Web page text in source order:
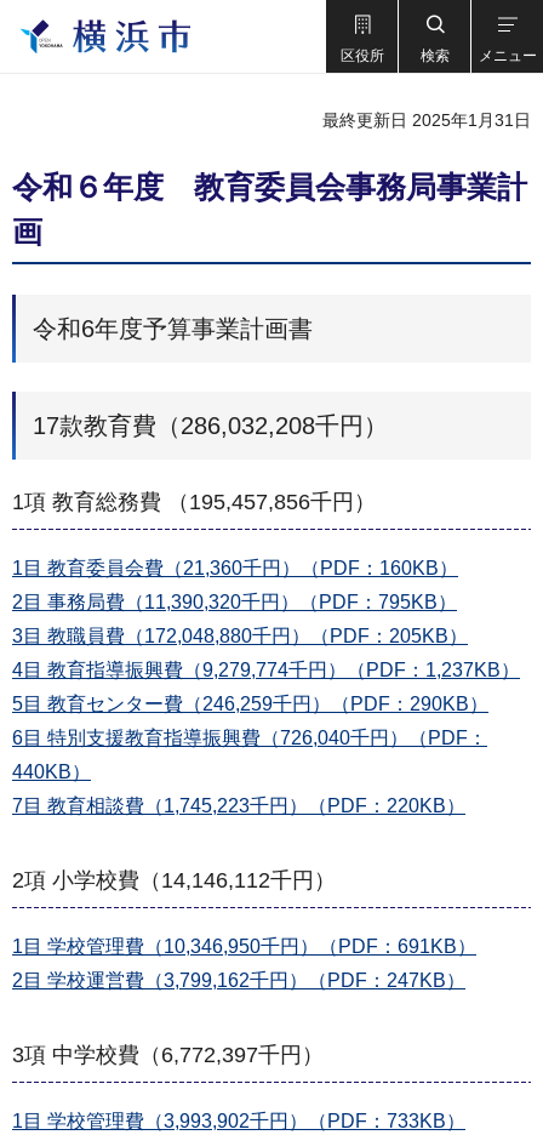
区役所 検索 メニュー
最終更新日 2025年1月31日
令和６年度 教育委員会事務局事業計
画
令和6年度予算事業計画書
17款教育費（286,032,208千円）
1項 教育総務費 （195,457,856千円）
1目 教育委員会費（21,360千円）（PDF：160KB）
2目 事務局費（11,390,320千円）（PDF：795KB）
3目 教職員費（172,048,880千円）（PDF：205KB）
4目 教育指導振興費（9,279,774千円）（PDF：1,237KB）
5目 教育センター費（246,259千円）（PDF：290KB）
6目 特別支援教育指導振興費（726,040千円）（PDF：
440KB）
7目 教育相談費（1,745,223千円）（PDF：220KB）
2項 小学校費（14,146,112千円）
1目 学校管理費（10,346,950千円）（PDF：691KB）
2目 学校運営費（3,799,162千円）（PDF：247KB）
3項 中学校費（6,772,397千円）
1目 学校管理費（3,993,902千円）（PDF：733KB）